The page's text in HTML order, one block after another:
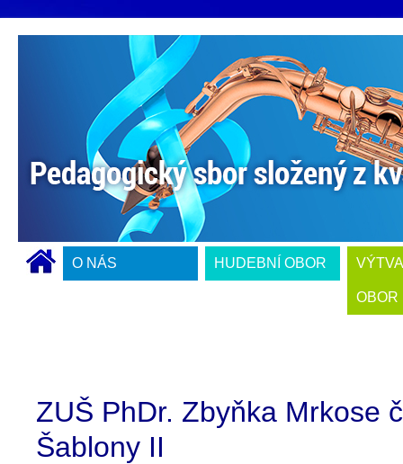
O NÁS HUDEBNÍ OBOR
OBOR
ZUŠ PhDr. Zbyňka Mrkose
Šablony II